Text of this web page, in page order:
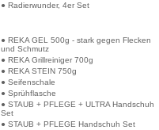
● Radierwunder, 4er Set
● REKA GEL 500g - stark gegen Flecken
und Schmutz
● REKA Grillreiniger 700g
● REKA STEIN 750g
● Seifenschale
● Sprühflasche
● STAUB + PFLEGE + ULTRA Handschuh
Set
● STAUB + PFLEGE Handschuh Set